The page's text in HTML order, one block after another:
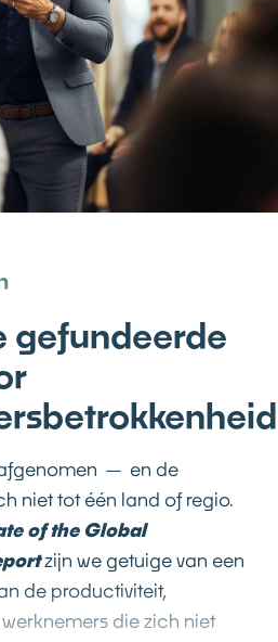
gefundeerde
— en de
niet tot één land of regio.
of the Global
zijn we getuige van een
de productiviteit,
die zich niet